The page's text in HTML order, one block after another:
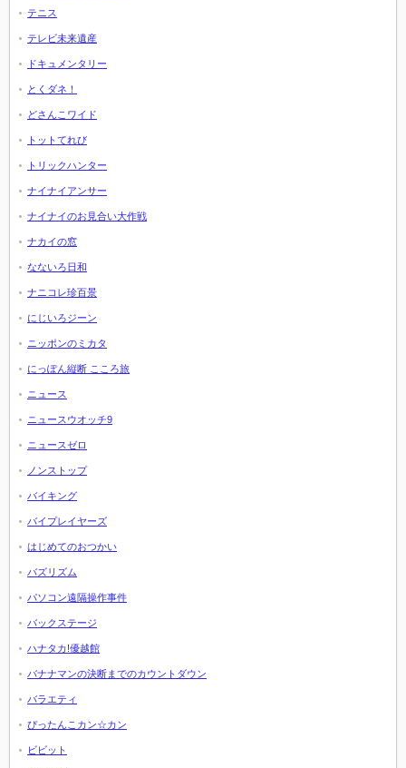
テニス
テレビ未来遺産
ドキュメンタリー
とくダネ！
どさんこワイド
トットてれび
トリックハンター
ナイナイアンサー
ナイナイのお見合い大作戦
ナカイの窓
なないろ日和
ナニコレ珍百景
にじいろジーン
ニッポンのミカタ
にっぽん縦断 こころ旅
ニュース
ニュースウオッチ9
ニュースゼロ
ノンストップ
バイキング
バイプレイヤーズ
はじめてのおつかい
バズリズム
パソコン遠隔操作事件
バックステージ
ハナタカ!優越館
バナナマンの決断までのカウントダウン
バラエティ
ぴったんこカン☆カン
ビビット